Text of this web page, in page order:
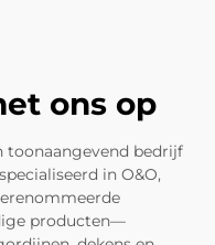
ons op
toonaangevend bedrijf
in O&O,
producten—